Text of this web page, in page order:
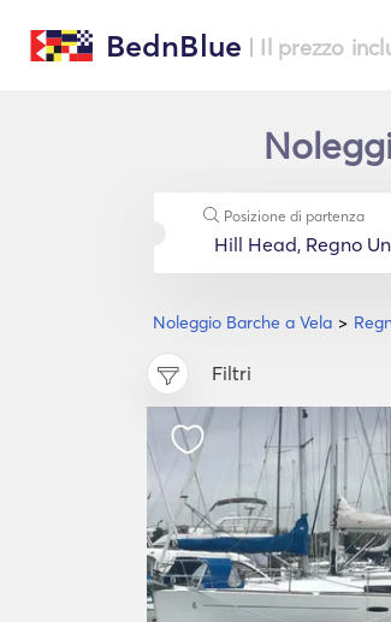
BednBlue | Il prezzo
Noleggio Barche a Vela
Posizione di partenza
Filtri